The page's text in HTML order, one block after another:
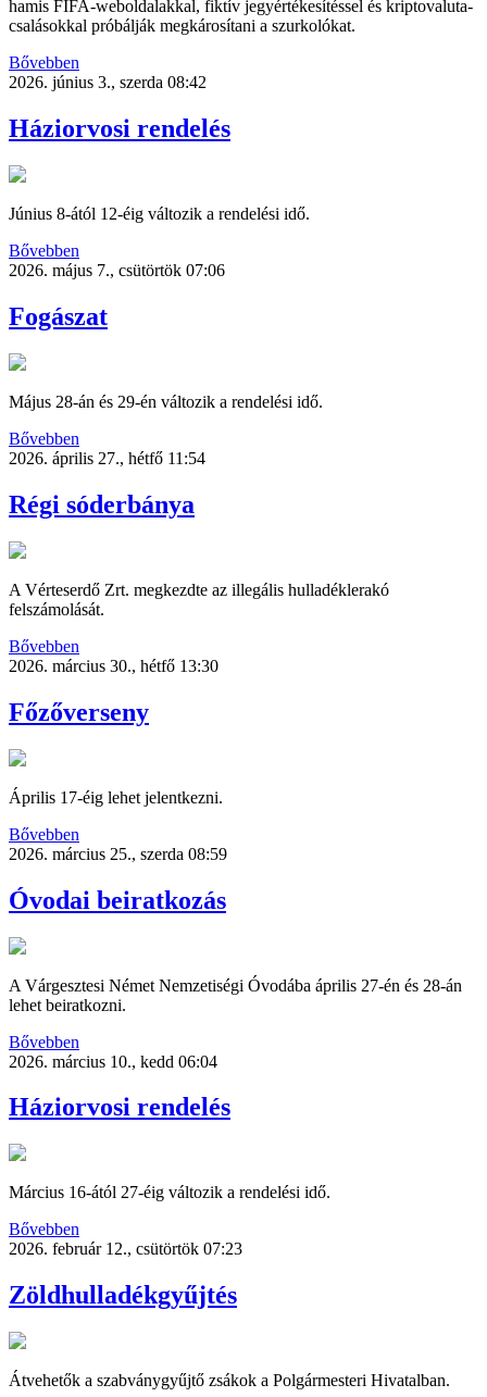
hamis FIFA-weboldalakkal, fiktív jegyértékesítéssel és kriptovaluta-
csalásokkal próbálják megkárosítani a szurkolókat.
Bővebben
2026. június 3., szerda 08:42
Háziorvosi rendelés
Június 8-ától 12-éig változik a rendelési idő.
Bővebben
2026. május 7., csütörtök 07:06
Fogászat
Május 28-án és 29-én változik a rendelési idő.
Bővebben
2026. április 27., hétfő 11:54
Régi sóderbánya
A Vérteserdő Zrt. megkezdte az illegális hulladéklerakó
felszámolását.
Bővebben
2026. március 30., hétfő 13:30
Főzőverseny
Április 17-éig lehet jelentkezni.
Bővebben
2026. március 25., szerda 08:59
Óvodai beiratkozás
A Várgesztesi Német Nemzetiségi Óvodába április 27-én és 28-án
lehet beiratkozni.
Bővebben
2026. március 10., kedd 06:04
Háziorvosi rendelés
Március 16-ától 27-éig változik a rendelési idő.
Bővebben
2026. február 12., csütörtök 07:23
Zöldhulladékgyűjtés
Átvehetők a szabványgyűjtő zsákok a Polgármesteri Hivatalban.